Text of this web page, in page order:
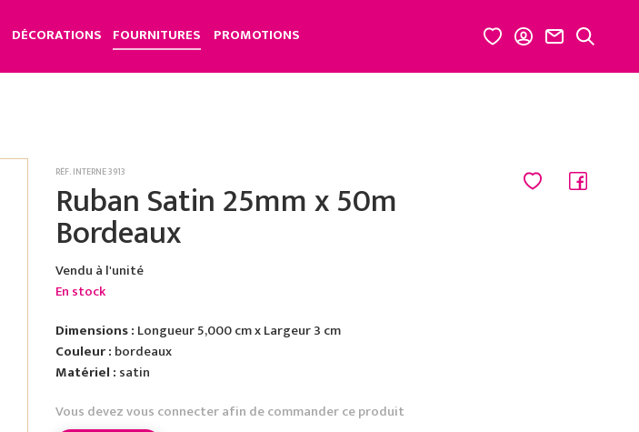
DÉCORATIONS FOURNITURES PROMOTIONS
RÉF. INTERNE 3913
Ruban Satin 25mm x 50m
Bordeaux
Vendu à l'unité
En stock
Dimensions : Longueur 5,000 cm x Largeur 3 cm
Couleur : bordeaux
Matériel : satin
Vous devez vous connecter afin de commander ce produit